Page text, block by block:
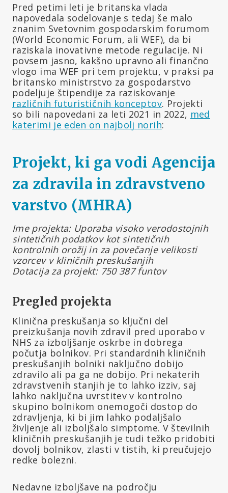
Pred petimi leti je britanska vlada
napovedala sodelovanje s tedaj še malo
znanim Svetovnim gospodarskim forumom
(World Economic Forum, ali WEF), da bi
raziskala inovativne metode regulacije. Ni
povsem jasno, kakšno upravno ali finančno
vlogo ima WEF pri tem projektu, v praksi pa
britansko ministrstvo za gospodarstvo
podeljuje štipendije za raziskovanje
različnih futurističnih konceptov. Projekti
so bili napovedani za leti 2021 in 2022, med
katerimi je eden on najbolj norih:
Projekt, ki ga vodi Agencija
za zdravila in zdravstveno
varstvo (MHRA)
Ime projekta: Uporaba visoko verodostojnih
sintetičnih podatkov kot sintetičnih
kontrolnih orožij in za povečanje velikosti
vzorcev v kliničnih preskušanjih
Dotacija za projekt: 750 387 funtov
Pregled projekta
Klinična preskušanja so ključni del
preizkušanja novih zdravil pred uporabo v
NHS za izboljšanje oskrbe in dobrega
počutja bolnikov. Pri standardnih kliničnih
preskušanjih bolniki naključno dobijo
zdravilo ali pa ga ne dobijo. Pri nekaterih
zdravstvenih stanjih je to lahko izziv, saj
lahko naključna uvrstitev v kontrolno
skupino bolnikom onemogoči dostop do
zdravljenja, ki bi jim lahko podaljšalo
življenje ali izboljšalo simptome. V številnih
kliničnih preskušanjih je tudi težko pridobiti
dovolj bolnikov, zlasti v tistih, ki preučujejo
redke bolezni.
Nedavne izboljšave na področju